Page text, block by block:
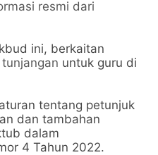
resmi dari
ini, berkaitan
untuk guru di
tentang petunjuk
dan tambahan
dalam
4 Tahun 2022.